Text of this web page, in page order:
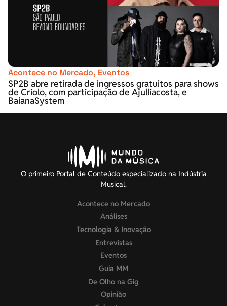
Acontece no Mercado, Eventos
SP2B abre retirada de ingressos gratuitos para shows
de Criolo, com participação de Ajulliacosta, e
BaianaSystem
O primeiro Portal de Conteúdo especializado na Indústria
Musical.
Acontece no Mercado
Análises
Tecnologia & Inovação
Entrevistas
Eventos
Guia MM
De Olho na Gig
Opinião